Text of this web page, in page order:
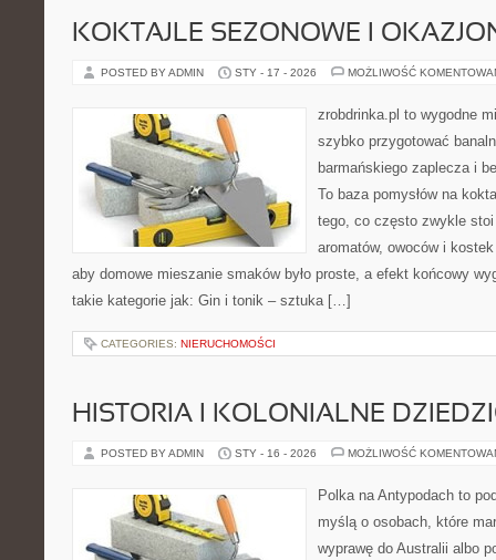
KOKTAJLE SEZONOWE I
POSTED BY ADMIN STY - 17 - 2026 MOŻLIWOŚĆ
zrobdrinka.pl to wygodne
szybko przygotować
barmańskiego zaplecza i
To baza pomysłów na
tego, co często zwykle
aromatów, owoców i
aby domowe mieszanie smaków było proste, a efekt końcowy
takie kategorie jak: Gin i tonik – sztuka […]
CATEGORIES: NIERUCHOMOŚCI
HISTORIA I KOLONIALNE
POSTED BY ADMIN STY - 16 - 2026 MOŻLIWOŚĆ
Polka na Antypodach to
myślą o osobach, które
wyprawę do Australii albo